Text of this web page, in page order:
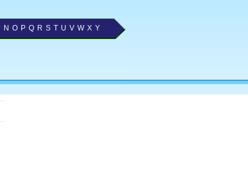
N O P Q R S T U V W X Y